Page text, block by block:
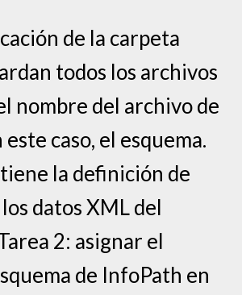
de la carpeta
todos los archivos
nombre del archivo de
caso, el esquema.
la definición de
datos XML del
2: asignar el
de InfoPath en